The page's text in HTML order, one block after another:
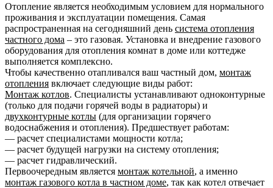
Отопление является необходимым условием для нормального
проживания и эксплуатации помещения. Самая
распространенная на сегодняшний день система отопления
частного дома – это газовая. Установка и внедрение газового
оборудования для отопления комнат в доме или коттедже
выполняется комплексно.
Чтобы качественно отапливался ваш частный дом, монтаж
отопления включает следующие виды работ:
Монтаж котлов. Специалисты устанавливают одноконтурные
(только для подачи горячей воды в радиаторы) и
двухконтурные котлы (для организации горячего
водоснабжения и отопления). Предшествует работам:
— расчет специалистами мощности котла;
— расчет будущей нагрузки на систему отопления;
— расчет гидравлический.
Первоочередным является монтаж котельной, а именно
монтаж газового котла в частном доме, так как котел отвечает